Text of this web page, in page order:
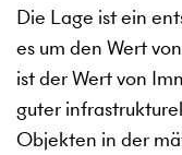
Die Lage ist ein
es um den Wert
ist der Wert von
guter
Objekten in der